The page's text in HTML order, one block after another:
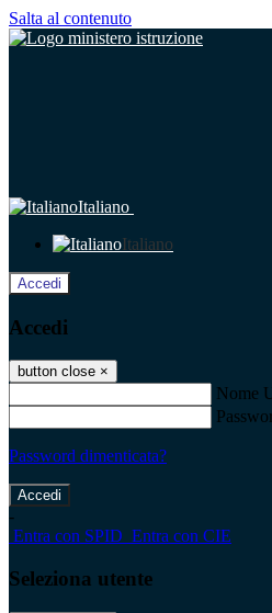
Salta al contenuto
Italiano
Italiano
Accedi
Accedi
button close ×
Nome
Password dimenticata?
-
Entra con SPID Entra con CIE
Seleziona utente